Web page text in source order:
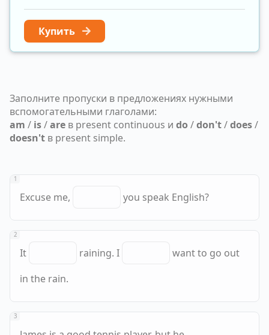
Купить
Заполните пропуски в предложениях нужными
вспомогательными глаголами:
am / is/are в present continuous и do /don't/does/
doesn't в present simple.
1
Excuse me, you speak English?
2
It raining. I
want to go out
in the rain.
3